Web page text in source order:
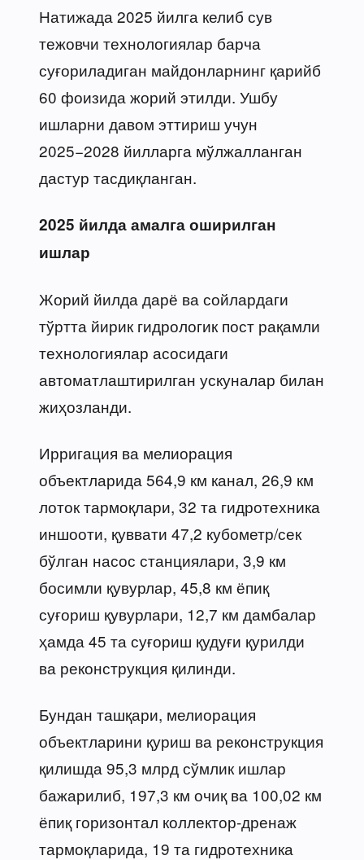
Натижада 2025 йилга келиб сув
тежовчи технологиялар барча
суғориладиган майдонларнинг қарийб
60 фоизида жорий этилди. Ушбу
ишларни давом эттириш учун
2025−2028 йилларга мўлжалланган
дастур тасдиқланган.
2025 йилда амалга оширилган
ишлар
Жорий йилда дарё ва сойлардаги
тўртта йирик гидрологик пост рақамли
технологиялар асосидаги
автоматлаштирилган ускуналар билан
жиҳозланди.
Ирригация ва мелиорация
объектларида 564,9 км канал, 26,9 км
лоток тармоқлари, 32 та гидротехника
иншооти, қуввати 47,2 кубометр/сек
бўлган насос станциялари, 3,9 км
босимли қувурлар, 45,8 км ёпиқ
суғориш қувурлари, 12,7 км дамбалар
ҳамда 45 та суғориш қудуғи қурилди
ва реконструкция қилинди.
Бундан ташқари, мелиорация
объектларини қуриш ва реконструкция
қилишда 95,3 млрд сўмлик ишлар
бажарилиб, 197,3 км очиқ ва 100,02 км
ёпиқ горизонтал коллектор-дренаж
тармоқларида, 19 та гидротехника